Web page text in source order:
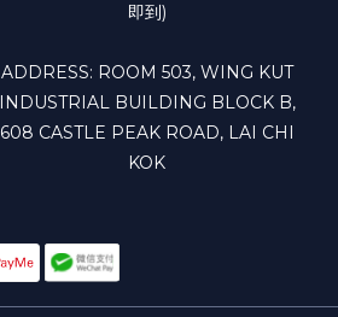
即到)
ADDRESS: ROOM 503, WING KUT
INDUSTRIAL BUILDING BLOCK B,
608 CASTLE PEAK ROAD, LAI CHI
KOK